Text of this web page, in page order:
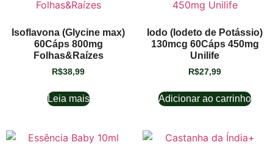
Isoflavona (Glycine max)
60Cáps 800mg
Folhas&Raízes
R$38,99
Leia mais
Iodo (Iodeto de Potássio)
130mcg 60Cáps 450mg
Unilife
R$27,99
Adicionar ao carrinho